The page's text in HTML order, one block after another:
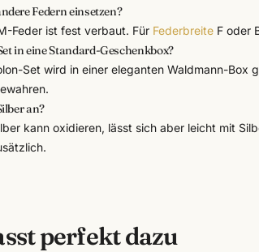
Federn einsetzen?
Feder ist fest verbaut. Für Federbreite F oder
in eine Standard-Geschenkbox?
Set wird in einer eleganten Waldmann-Box
an?
kann oxidieren, lässt sich aber leicht mit
perfekt dazu